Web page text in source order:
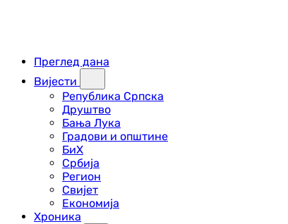
Преглед дана
Вијести
Република Српска
Друштво
Бања Лука
Градови и општине
БиХ
Србија
Регион
Свијет
Економија
Хроника